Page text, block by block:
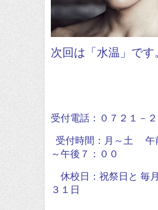
次回は「水温」です。
受付電話：０７２１－
受付時間：月～土 午
～午後７：００
休校日：祝祭日と 毎
３１日